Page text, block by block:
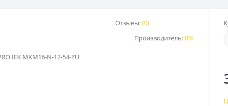
Отзывы:(0)
Производитель: IEK